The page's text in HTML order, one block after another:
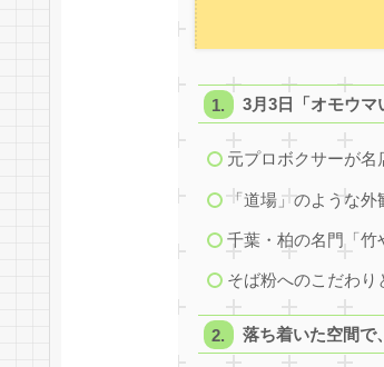
3月3日「オモウマ
元プロボクサーが
「道場」のような
千葉・柏の名門「竹
そば粉へのこだわり
落ち着いた空間で